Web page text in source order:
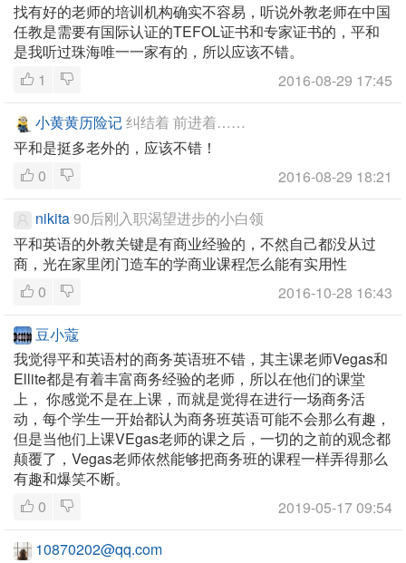
找有好的老师的培训机构确实不容易，听说外教老师在中国
任教是需要有国际认证的TEFOL证书和专家证书的，平和
是我听过珠海唯一一家有的，所以应该不错。
1
2016-08-29 17:45
小黄黄历险记纠结着 前进着……
平和是挺多老外的，应该不错！
0
2016-08-29 18:21
nikita90后刚入职渴望进步的小白领
平和英语的外教关键是有商业经验的，不然自己都没从过
商，光在家里闭门造车的学商业课程怎么能有实用性
0
2016-10-28 16:43
豆小蔻
我觉得平和英语村的商务英语班不错，其主课老师Vegas和
Ellite都是有着丰富商务经验的老师，所以在他们的课堂
上， 你感觉不是在上课，而就是觉得在进行一场商务活
动，每个学生一开始都认为商务班英语可能不会那么有趣，
但是当他们上课VEgas老师的课之后，一切的之前的观念都
颠覆了，Vegas老师依然能够把商务班的课程一样弄得那么
有趣和爆笑不断。
0
2019-05-17 09:54
10870202@qq.com